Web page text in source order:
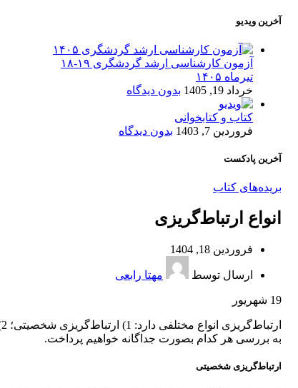
بریده‌های کتاب
انواع ارتباط‌‌گریزی
فروردین 18, 1404
ارسال توسط مهتا رابعی
19 شهریور
به بررسی هر کدام بصورت جداگانه خواهیم پرداخت.
ارتباط‌گریزی شخصیتی
آخرین ویدیو
آزمون کارشناسی ارشد گردشگری ۱۹-۱۸
تیرماه ۱۴۰۵
خرداد 19, 1405
بدون دیدگاه
کتاب و کتابخوانی
فروردین 7, 1403
بدون دیدگاه
آخرین پادکست